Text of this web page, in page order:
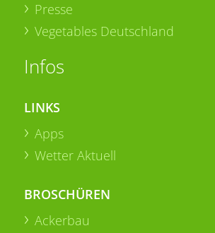
Presse
Vegetables Deutschland
Infos
LINKS
Apps
Wetter Aktuell
BROSCHÜREN
Ackerbau